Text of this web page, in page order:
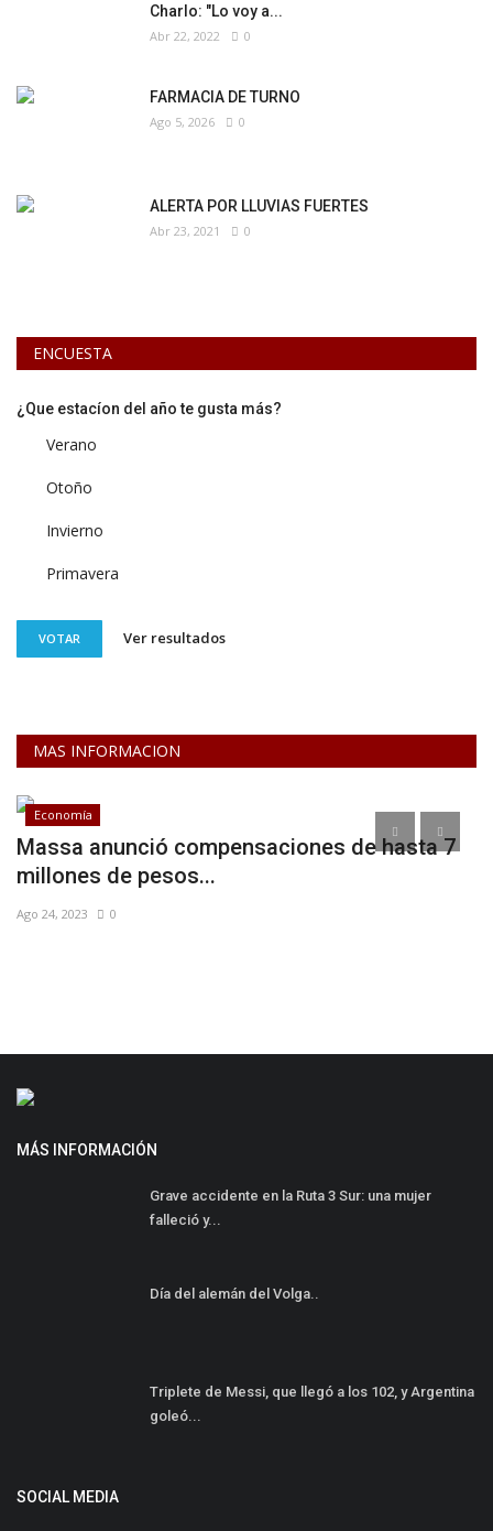
Charlo: "Lo voy a...
Abr 22, 2022 0
FARMACIA DE TURNO
Ago 5, 2026 0
ALERTA POR LLUVIAS FUERTES
Abr 23, 2021 0
ENCUESTA
¿Que estacíon del año te gusta más?
Verano
Otoño
Invierno
Primavera
VOTAR Ver resultados
MAS INFORMACION
Economía
Massa anunció compensaciones de hasta 7
millones de pesos...
Ago 24, 2023 0
MÁS INFORMACIÓN
Grave accidente en la Ruta 3 Sur: una mujer
falleció y...
Día del alemán del Volga..
Triplete de Messi, que llegó a los 102, y Argentina
goleó...
SOCIAL MEDIA